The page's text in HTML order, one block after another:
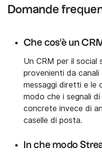
Domande
Che cos'è un
Un CRM per il social
provenienti da canali
messaggi diretti e le
modo che i segnali
concrete invece di
caselle di posta.
In che modo